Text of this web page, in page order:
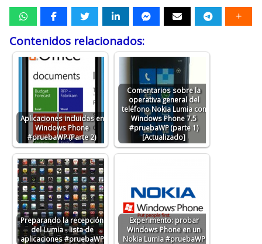
Contenidos relacionados:
Aplicaciones incluidas en
Windows Phone
#pruebaWP (Parte 2)
Comentarios sobre la
operativa general del
teléfono Nokia Lumia con
Windows Phone 7.5
#pruebaWP (parte 1)
[Actualizado]
Preparando la recepción
del Lumia - lista de
aplicaciones #pruebaWP
Experimento: probar
Windows Phone en un
Nokia Lumia #pruebaWP